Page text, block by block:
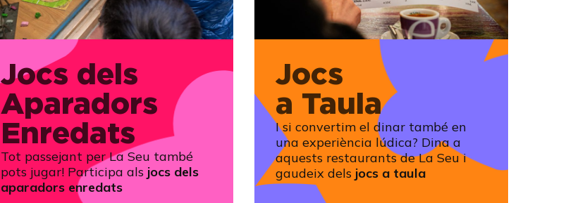
Jocs dels
Aparadors
Enredats
Tot passejant per La Seu també
pots jugar! Participa als jocs dels
aparadors enredats
Jocs
a Taula
I si convertim el dinar també en
una experiència lúdica? Dina a
aquests restaurants de La Seu i
gaudeix dels jocs a taula